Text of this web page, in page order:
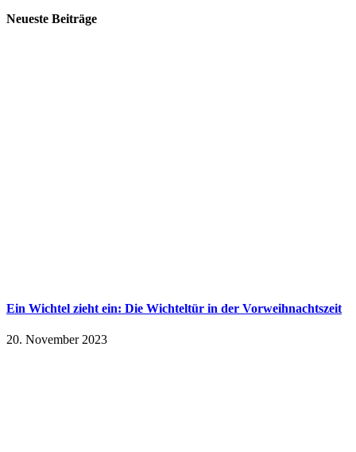
Neueste Beiträge
Ein Wichtel zieht ein: Die Wichteltür in der Vorweihnachtszeit
20. November 2023